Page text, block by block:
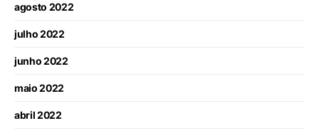
agosto 2022
julho 2022
junho 2022
maio 2022
abril 2022